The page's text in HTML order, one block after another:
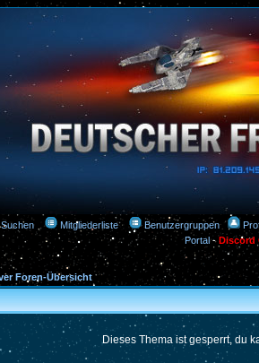
Suchen Mitgliederliste Benutzergruppen
Portal-Discord
Foren-Übersicht
Dieses Thema ist gesperrt, du